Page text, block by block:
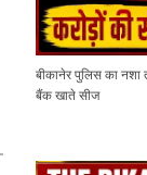
बीकानेर पुलिस का नशा
बैंक खाते सीज